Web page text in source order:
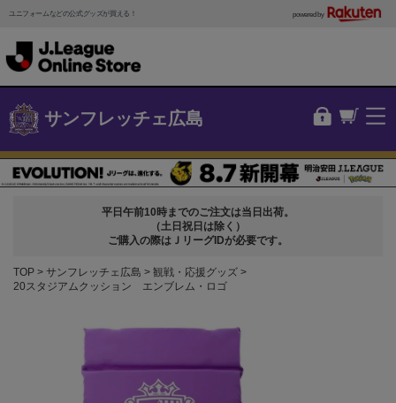
ユニフォームなどの公式グッズが買える！ powered by
サンフレッチェ広島
平日午前10時までのご注文は当日出荷。
（土日祝日は除く）
ご購入の際はＪリーグIDが必要です。
TOP サンフレッチェ広島
観戦・応援グッズ
20スタジアムクッション エンブレム・ロゴ